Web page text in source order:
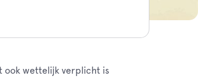
ook wettelijk verplicht is